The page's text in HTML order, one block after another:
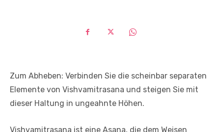
Zum Abheben: Verbinden Sie die scheinbar separaten
Elemente von Vishvamitrasana und steigen Sie mit
dieser Haltung in ungeahnte Höhen.
Vishvamitrasana ist eine Asana, die dem Weisen